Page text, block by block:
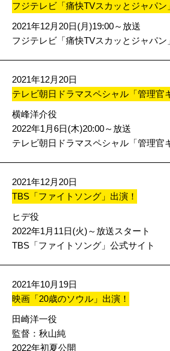
フジテレビ「痛快TVスカッとジャパン
2021年12月20日(月)19:00～放送
フジテレビ「痛快TVスカッとジャパン
2021年12月20日
テレビ朝日ドラマスペシャル「管理官
横峰洋介役
2022年1月6日(木)20:00～放送
テレビ朝日ドラマスペシャル「管理官
2021年12月20日
TBS「ファイトソング」出演！
ヒデ役
2022年1月11日(火)～放送スタート
TBS「ファイトソング」公式サイト
2021年10月19日
映画「20歳のソウル」出演！
田崎洋一役
監督：秋山純
2022年初夏公開